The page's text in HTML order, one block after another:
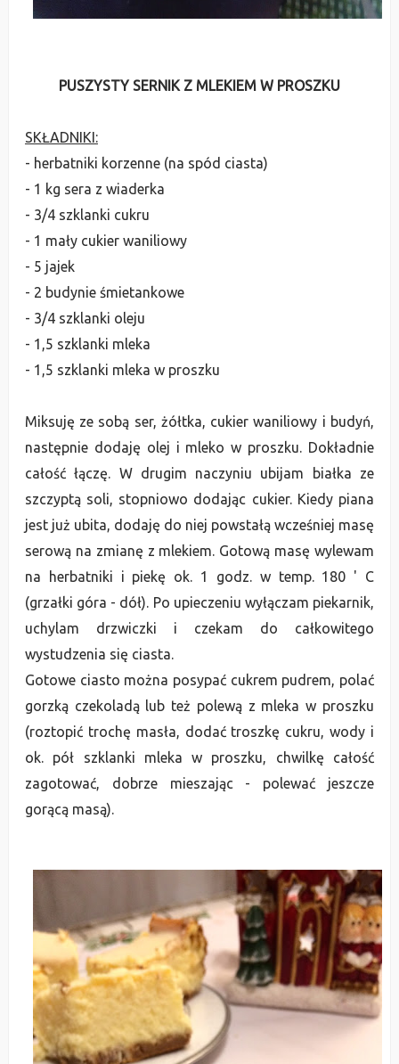
PUSZYSTY SERNIK Z MLEKIEM W PROSZKU
SKŁADNIKI:
- herbatniki korzenne (na spód ciasta)
- 1 kg sera z wiaderka
- 3/4 szklanki cukru
- 1 mały cukier waniliowy
- 5 jajek
- 2 budynie śmietankowe
- 3/4 szklanki oleju
- 1,5 szklanki mleka
- 1,5 szklanki mleka w proszku
Miksuję ze sobą ser, żółtka, cukier waniliowy i budyń,
następnie dodaję olej i mleko w proszku. Dokładnie
całość łączę. W drugim naczyniu ubijam białka ze
szczyptą soli, stopniowo dodając cukier. Kiedy piana
jest już ubita, dodaję do niej powstałą wcześniej masę
serową na zmianę z mlekiem. Gotową masę wylewam
na herbatniki i piekę ok. 1 godz. w temp. 180 ' C
(grzałki góra - dół). Po upieczeniu wyłączam piekarnik,
uchylam drzwiczki i czekam do całkowitego
wystudzenia się ciasta.
Gotowe ciasto można posypać cukrem pudrem, polać
gorzką czekoladą lub też polewą z mleka w proszku
(roztopić trochę masła, dodać troszkę cukru, wody i
ok. pół szklanki mleka w proszku, chwilkę całość
zagotować, dobrze mieszając - polewać jeszcze
gorącą masą).